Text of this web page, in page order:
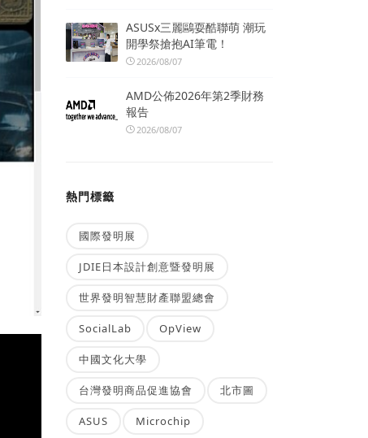
ASUSx三麗鷗耍酷聯萌 潮玩
開學祭搶抱AI筆電！
2026/08/07
AMD公佈2026年第2季財務
報告
2026/08/07
熱門標籤
國際發明展
JDIE日本設計創意暨發明展
世界發明智慧財產聯盟總會
SocialLab OpView
中國文化大學
台灣發明商品促進協會 北市圖
ASUS Microchip